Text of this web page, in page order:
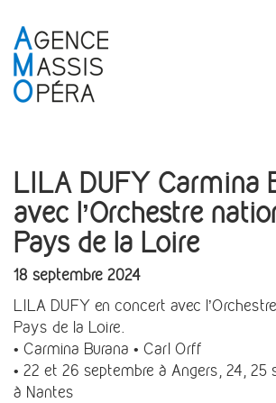
LILA DUFY Carmina
avec l’Orchestre
Pays de la Loire
18 septembre 2024
LILA DUFY en concert avec
Pays de la Loire.
• Carmina Burana • Carl Orff
• 22 et 26 septembre à Angers, 24, 25
à Nantes